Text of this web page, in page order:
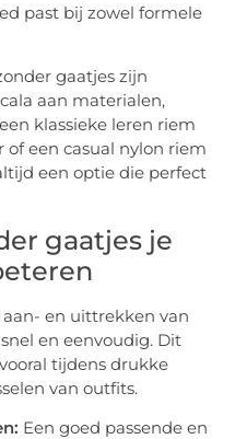
past bij zowel formele
gaatjes zijn
aan materialen,
klassieke leren riem
een casual nylon riem
een optie die perfect
gaatjes je
aan- en uittrekken van
en eenvoudig. Dit
tijdens drukke
van outfits.
Een goed passende en